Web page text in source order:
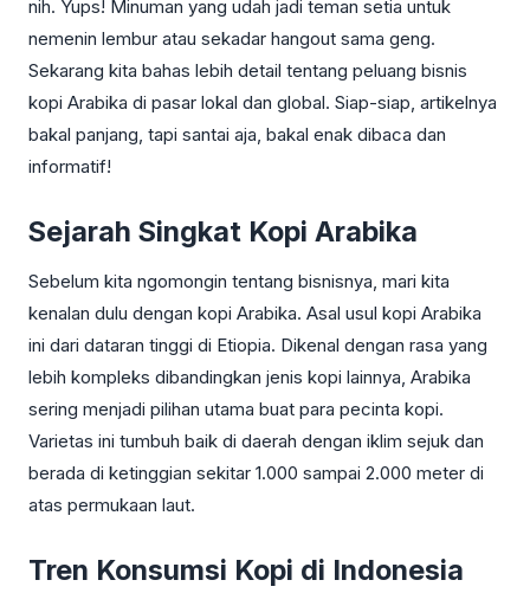
nih. Yups! Minuman yang udah jadi teman setia untuk
nemenin lembur atau sekadar hangout sama geng.
Sekarang kita bahas lebih detail tentang peluang bisnis
kopi Arabika di pasar lokal dan global. Siap-siap, artikelnya
bakal panjang, tapi santai aja, bakal enak dibaca dan
informatif!
Sejarah Singkat Kopi Arabika
Sebelum kita ngomongin tentang bisnisnya, mari kita
kenalan dulu dengan kopi Arabika. Asal usul kopi Arabika
ini dari dataran tinggi di Etiopia. Dikenal dengan rasa yang
lebih kompleks dibandingkan jenis kopi lainnya, Arabika
sering menjadi pilihan utama buat para pecinta kopi.
Varietas ini tumbuh baik di daerah dengan iklim sejuk dan
berada di ketinggian sekitar 1.000 sampai 2.000 meter di
atas permukaan laut.
Tren Konsumsi Kopi di Indonesia